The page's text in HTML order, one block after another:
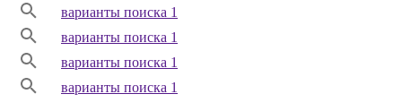
варианты поиска 1
варианты поиска 1
варианты поиска 1
варианты поиска 1